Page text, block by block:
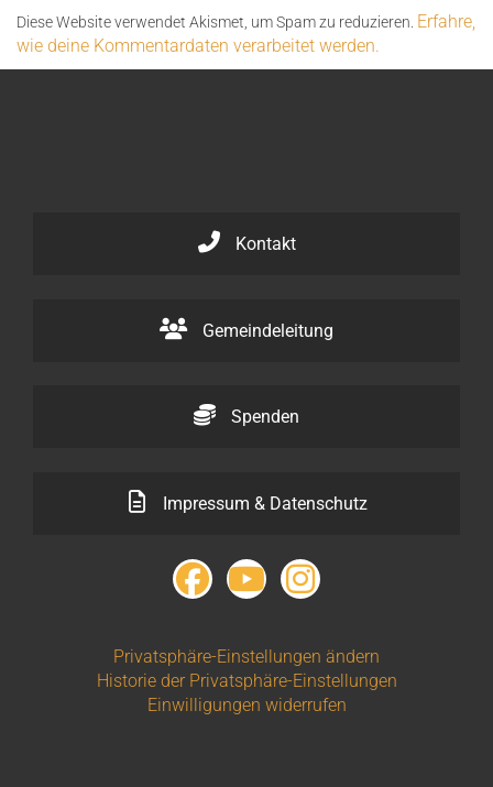
Diese Website verwendet Akismet, um Spam zu reduzieren. Erfahre,
wie deine Kommentardaten verarbeitet werden.
Kontakt
Gemeindeleitung
Spenden
Impressum & Datenschutz
Privatsphäre-Einstellungen ändern
Historie der Privatsphäre-Einstellungen
Einwilligungen widerrufen